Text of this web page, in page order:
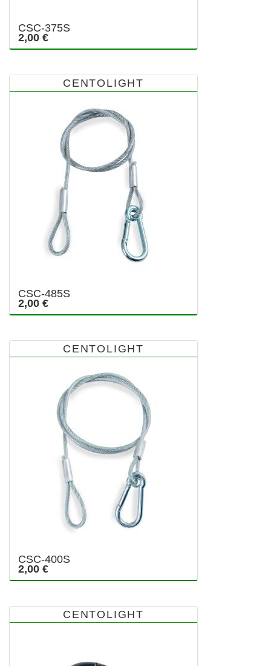
CSC-375S
2,00 €
CENTOLIGHT
CSC-485S
2,00 €
CENTOLIGHT
CSC-400S
2,00 €
CENTOLIGHT